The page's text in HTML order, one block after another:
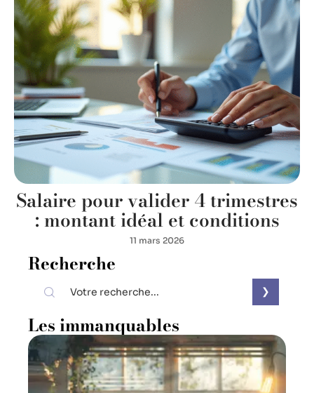
Salaire pour valider 4 trimestres
: montant idéal et conditions
11 mars 2026
Recherche
Les immanquables